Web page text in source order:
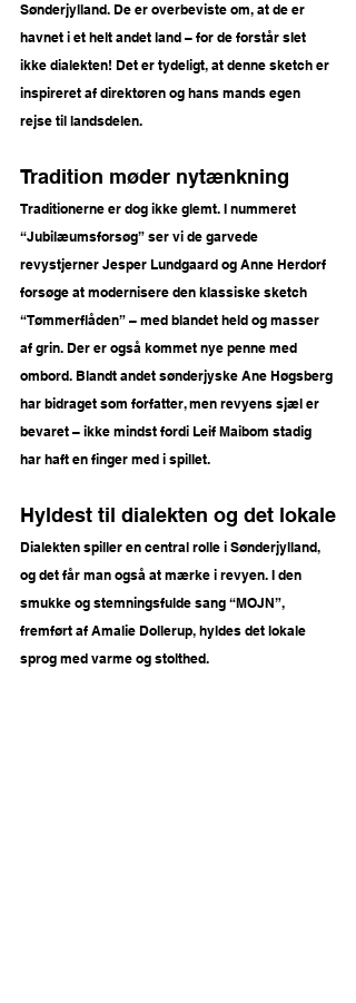
Sønderjylland. De er overbeviste om, at de er
havnet i et helt andet land – for de forstår slet
ikke dialekten! Det er tydeligt, at denne sketch er
inspireret af direktøren og hans mands egen
rejse til landsdelen.
Tradition møder nytænkning
Traditionerne er dog ikke glemt. I nummeret
“Jubilæumsforsøg” ser vi de garvede
revystjerner Jesper Lundgaard og Anne Herdorf
forsøge at modernisere den klassiske sketch
“Tømmerflåden” – med blandet held og masser
af grin. Der er også kommet nye penne med
ombord. Blandt andet sønderjyske Ane Høgsberg
har bidraget som forfatter, men revyens sjæl er
bevaret – ikke mindst fordi Leif Maibom stadig
har haft en finger med i spillet.
Hyldest til dialekten og det lokale
Dialekten spiller en central rolle i Sønderjylland,
og det får man også at mærke i revyen. I den
smukke og stemningsfulde sang “MOJN”,
fremført af Amalie Dollerup, hyldes det lokale
sprog med varme og stolthed.